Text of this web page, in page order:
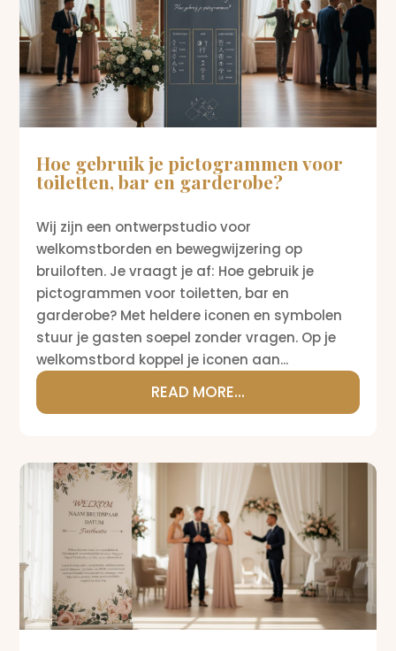
Hoe gebruik je pictogrammen voor
toiletten, bar en garderobe?
Wij zijn een ontwerpstudio voor
welkomstborden en bewegwijzering op
bruiloften. Je vraagt je af: Hoe gebruik je
pictogrammen voor toiletten, bar en
garderobe? Met heldere iconen en symbolen
stuur je gasten soepel zonder vragen. Op je
welkomstbord koppel je iconen aan...
READ MORE...